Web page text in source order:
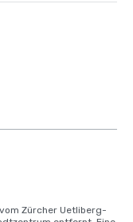
Zürcher Uetliberg-